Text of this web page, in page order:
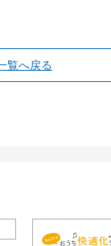
覧へ戻る